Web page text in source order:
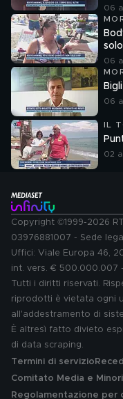
06
06
06
IL
02
Copyright ©1999-2026
03976881007 - Sede
Uffici: Viale Europa 46,
int. vers. € 500.000.007
Tutti i diritti riservati.
riprodotti è vietata ogni
all'addestramento di
È altresì fatto divieto
di data scraping.
Termini di servizio
Comitato Media e Minori
Regolamentazione per